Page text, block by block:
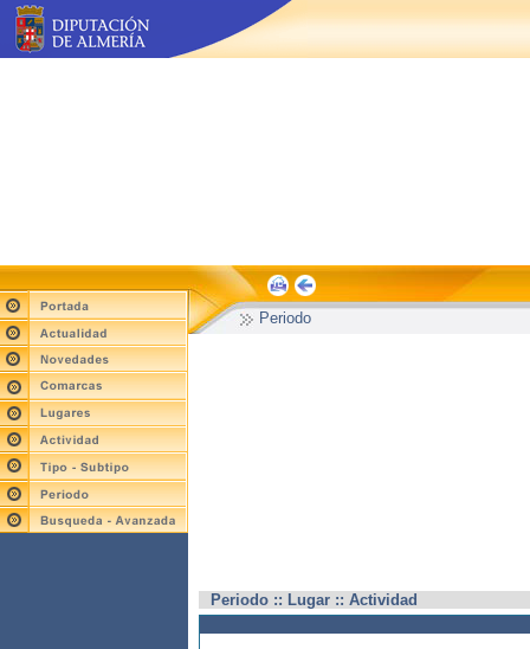
Periodo
Periodo :: Lugar :: Actividad